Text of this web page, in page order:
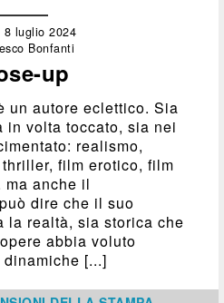
8 luglio 2024
Bonfanti
up
un autore eclettico. Sia
in volta toccato, sia nei
realismo,
film erotico, film
anche il
dire che il suo
la realtà, sia storica che
abbia voluto
[...]